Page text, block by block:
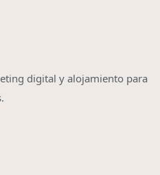
digital y alojamiento para